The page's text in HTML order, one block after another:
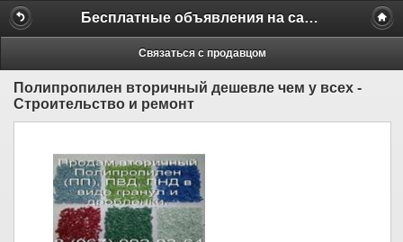
Бесплатные объявления на сайте MILAMO.ru
Связаться с продавцом
Полипропилен вторичный дешевле чем у всех -
Строительство и ремонт